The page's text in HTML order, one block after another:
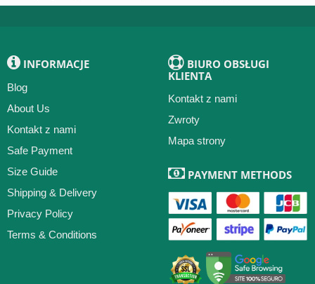
INFORMACJE
Blog
About Us
Kontakt z nami
Safe Payment
Size Guide
Shipping & Delivery
Privacy Policy
Terms & Conditions
BIURO OBSŁUGI
KLIENTA
Kontakt z nami
Zwroty
Mapa strony
PAYMENT METHODS